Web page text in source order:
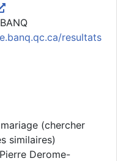
resultats
(chercher
similaires)
Derome-